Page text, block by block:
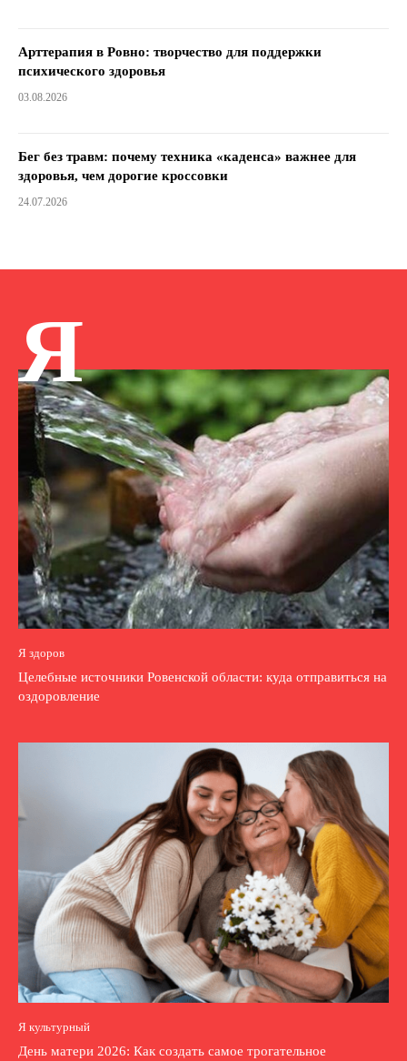
Арттерапия в Ровно: творчество для поддержки
психического здоровья
03.08.2026
Бег без травм: почему техника «каденса» важнее для
здоровья, чем дорогие кроссовки
24.07.2026
Я
Я здоров
Целебные источники Ровенской области: куда отправиться на
оздоровление
Я культурный
День матери 2026: Как создать самое трогательное